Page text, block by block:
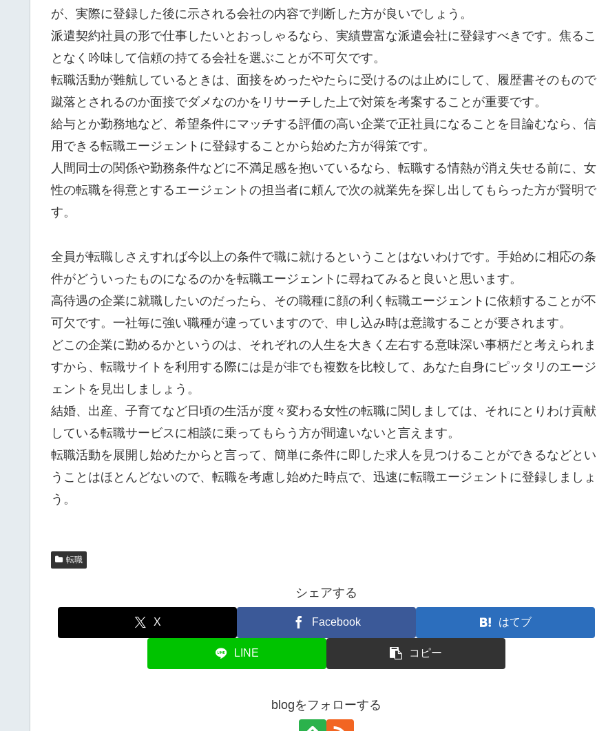
が、実際に登録した後に示される会社の内容で判断した方が良いでしょう。
派遣契約社員の形で仕事したいとおっしゃるなら、実績豊富な派遣会社に登録すべきです。焦るこ
となく吟味して信頼の持てる会社を選ぶことが不可欠です。
転職活動が難航しているときは、面接をめったやたらに受けるのは止めにして、履歴書そのもので
蹴落とされるのか面接でダメなのかをリサーチした上で対策を考案することが重要です。
給与とか勤務地など、希望条件にマッチする評価の高い企業で正社員になることを目論むなら、信
用できる転職エージェントに登録することから始めた方が得策です。
人間同士の関係や勤務条件などに不満足感を抱いているなら、転職する情熱が消え失せる前に、女
性の転職を得意とするエージェントの担当者に頼んで次の就業先を探し出してもらった方が賢明で
す。
全員が転職しさえすれば今以上の条件で職に就けるということはないわけです。手始めに相応の条
件がどういったものになるのかを転職エージェントに尋ねてみると良いと思います。
高待遇の企業に就職したいのだったら、その職種に顔の利く転職エージェントに依頼することが不
可欠です。一社毎に強い職種が違っていますので、申し込み時は意識することが要されます。
どこの企業に勤めるかというのは、それぞれの人生を大きく左右する意味深い事柄だと考えられま
すから、転職サイトを利用する際には是が非でも複数を比較して、あなた自身にピッタリのエージ
ェントを見出しましょう。
結婚、出産、子育てなど日頃の生活が度々変わる女性の転職に関しましては、それにとりわけ貢献
している転職サービスに相談に乗ってもらう方が間違いないと言えます。
転職活動を展開し始めたからと言って、簡単に条件に即した求人を見つけることができるなどとい
うことはほとんどないので、転職を考慮し始めた時点で、迅速に転職エージェントに登録しましょ
う。
転職
シェアする
X Facebook はてブ
LINE コピー
blogをフォローする